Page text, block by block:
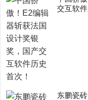
交互软
东鹏瓷